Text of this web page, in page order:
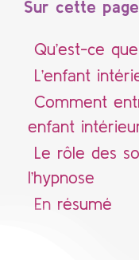
Sur cette page
Qu’est-ce
L’enfant
Comment
enfant
Le rôle des
l’hypnose
En résumé